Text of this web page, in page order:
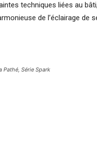
techniques liées au
de l’éclairage de
Pathé, Série Spark